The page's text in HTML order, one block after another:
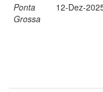
Ponta
Grossa
12-Dez-